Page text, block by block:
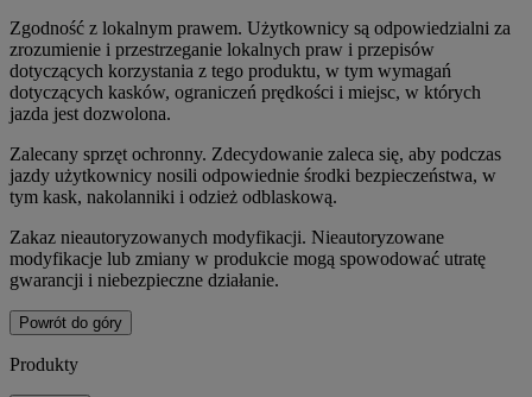
Zgodność z lokalnym prawem. Użytkownicy są odpowiedzialni za
zrozumienie i przestrzeganie lokalnych praw i przepisów
dotyczących korzystania z tego produktu, w tym wymagań
dotyczących kasków, ograniczeń prędkości i miejsc, w których
jazda jest dozwolona.
Zalecany sprzęt ochronny. Zdecydowanie zaleca się, aby podczas
jazdy użytkownicy nosili odpowiednie środki bezpieczeństwa, w
tym kask, nakolanniki i odzież odblaskową.
Zakaz nieautoryzowanych modyfikacji. Nieautoryzowane
modyfikacje lub zmiany w produkcie mogą spowodować utratę
gwarancji i niebezpieczne działanie.
Powrót do góry
Produkty